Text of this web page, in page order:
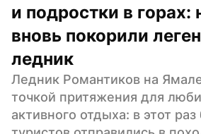
и подростки в горах:
вновь покорили
ледник
Ледник Романтиков на
точкой притяжения для
активного отдыха: в этот